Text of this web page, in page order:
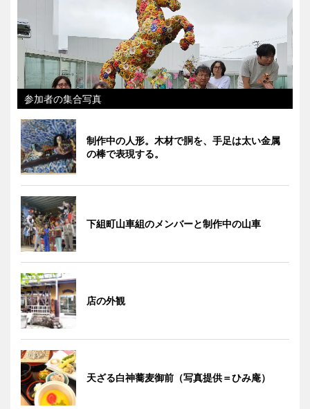
参加者の集合写真
制作中の人形。木材で胴を、手足は太い金属
の棒で表現する。
下組町山車組のメンバーと制作中の山車
店の外観
天ざる白神蕎麦御前（写真提供＝ひみ庵）